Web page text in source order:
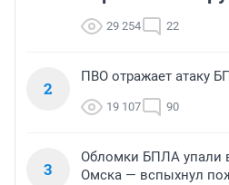
29 254 22
2
ПВО отражает атаку
19 107 90
3
Обломки БПЛА упали
Омска — вспыхнул